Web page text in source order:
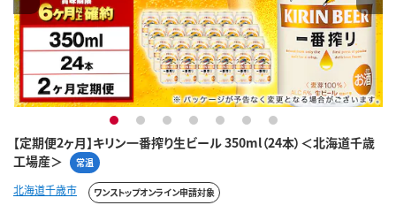
【定期便2ヶ月】キリン一番搾り生ビール 350ml（24本）＜北海道千歳
工場産＞
常温
1 2 3 4 5 6 7
北海道千歳市 ワンストップオンライン申請対象